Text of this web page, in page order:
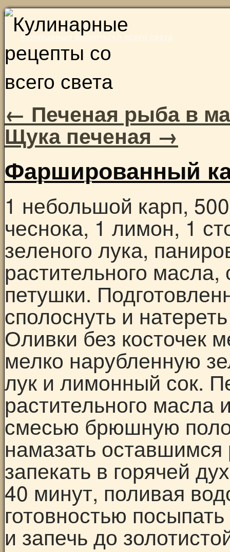
Кулинарные рецепты со всего света
Skip
content
← Печеная рыба в
Щука печеная→
Фаршированный
1 небольшой карп,
чеснока, 1 лимон, 1
зеленого лука,
растительного
петушки.
сполоснуть и
Оливки без косточек
мелко нарубленную
лук и лимонный сок.
растительного
смесью брюшную
намазать
запекать в горячей
40 минут, поливая
готовностью
и запечь до